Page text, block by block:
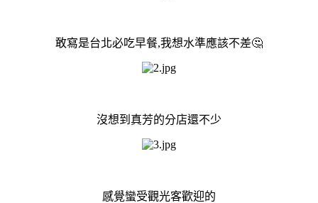
敢寫是台北必吃早餐,我想水準應該不差🤔
沒想到真芳的分店還不少
感覺蠻受觀光客歡迎的